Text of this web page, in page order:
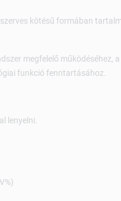
kötésű formában
megfelelő működéséhez,
funkció fenntartásához.
lenyelni.